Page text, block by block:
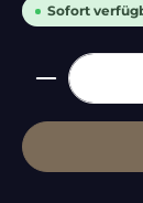
Sofort
Produkt